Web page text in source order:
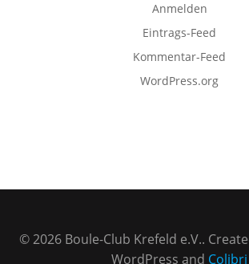
Anmelden
Eintrags-Feed
Kommentar-Feed
WordPress.org
© 2026 Boule-Club Krefeld e.V..
WordPress and Colibri